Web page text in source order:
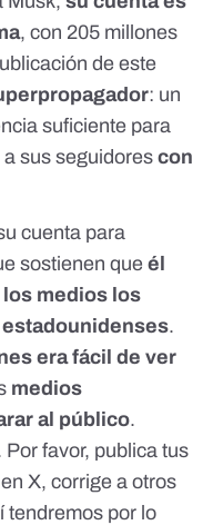
, con 205 millones
de este
: un
suficiente para
a sus seguidores con
cuenta para
sostienen que él
medios los
.
era fácil de ver
medios
al público.
favor, publica tus
X, corrige a otros
tendremos por lo